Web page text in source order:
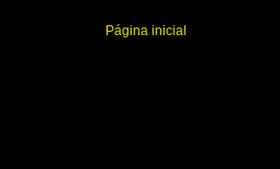
Página inicial